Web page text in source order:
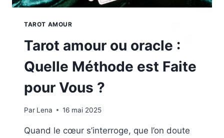
TAROT AMOUR
Tarot amour ou oracle :
Quelle Méthode est Faite
pour Vous ?
Par Lena 16 mai 2025
Quand le cœur s’interroge, que l’on doute